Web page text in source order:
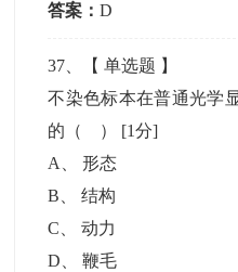
答案：D
37 、【单选题 】
不染色标本在普通光学
的（ ） [1分]
A
、形态
B 、结构
C 、动力
D 、鞭毛